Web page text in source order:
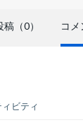
稿（0） コメ
ビティ